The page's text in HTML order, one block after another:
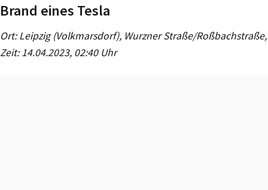
Brand eines Tesla
Ort: Leipzig (Volkmarsdorf), Wurzner Straße/Roßbachstraße,
Zeit: 14.04.2023, 02:40 Uhr